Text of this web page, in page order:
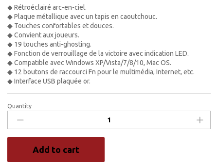
◆ Rétroéclairé arc-en-ciel.
◆ Plaque métallique avec un tapis en caoutchouc.
◆ Touches confortables et douces.
◆ Convient aux joueurs.
◆ 19 touches anti-ghosting.
◆ Fonction de verrouillage de la victoire avec indication LED.
◆ Compatible avec Windows XP/Vista/7/8/10, Mac OS.
◆ 12 boutons de raccourci Fn pour le multimédia, Internet, etc.
◆ Interface USB plaquée or.
Clavier
Gaming
RGB
K9300-
touches
Quantity
Add to cart